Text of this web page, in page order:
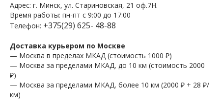
Адрес: г. Минск, ул. Стариновская, 21 оф.7Н.
Время работы: пн-пт с 9:00 до 17:00
Телефон: +375(29) 625- 48-88
Доставка курьером по Москве
— Москва в пределах МКАД (стоимость 1000 ₽)
— Москва за пределами МКАД, до 10 км (стоимость 2000
₽)
— Москва за пределами МКАД, более 10 км (2000 ₽ + 28 ₽/
км)